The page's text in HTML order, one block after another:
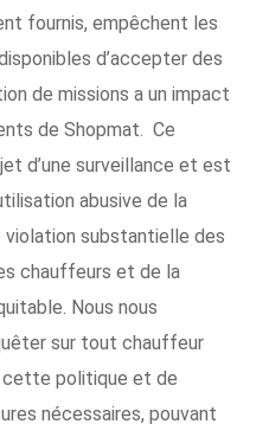
fournis, empêchent les
d’accepter des
de missions a un impact
de Shopmat. Ce
d’une surveillance et est
abusive de la
violation substantielle des
chauffeurs et de la
Nous nous
sur tout chauffeur
cette politique et de
nécessaires, pouvant